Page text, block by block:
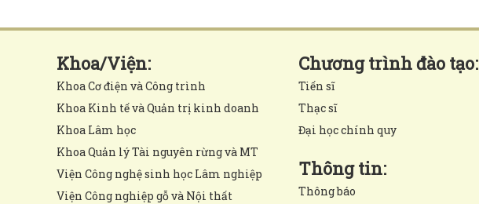
Khoa/Viện:
Khoa Cơ điện và Công trình
Khoa Kinh tế và Quản trị kinh doanh
Khoa Lâm học
Khoa Quản lý Tài nguyên rừng và MT
Viện Công nghệ sinh học Lâm nghiệp
Viện Công nghiệp gỗ và Nội thất
Chương trình đào tạo:
Tiến sĩ
Thạc sĩ
Đại học chính quy
Thông tin:
Thông báo